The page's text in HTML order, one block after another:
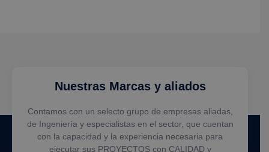
Nuestras Marcas y aliados
Contamos con un selecto grupo de empresas aliadas,
de Ingeniería y especialistas en el sector, que cuentan
con la capacidad y la experiencia necesaria para
ejecutar sus PROYECTOS con CALIDAD y